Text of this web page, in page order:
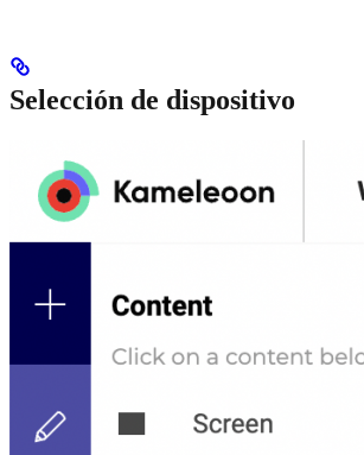
Selección de dispositivo